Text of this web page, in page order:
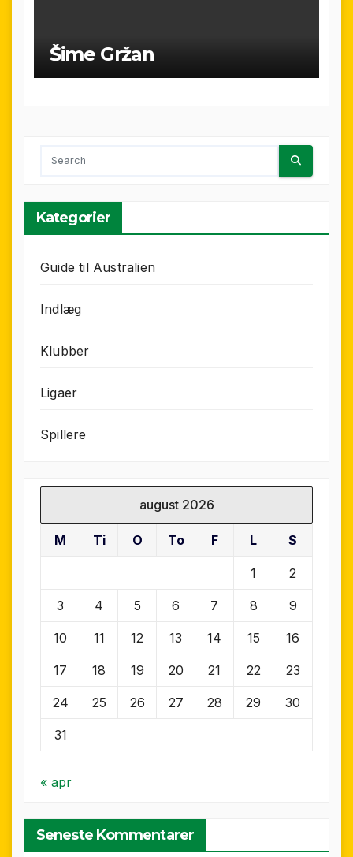
Šime Gržan
Kategorier
Guide til Australien
Indlæg
Klubber
Ligaer
Spillere
august 2026
M Ti O To F L S
1 2
3 4 5 6 7 8 9
10 11 12 13 14 15 16
17 18 19 20 21 22 23
24 25 26 27 28 29 30
31
« apr
Seneste Kommentarer